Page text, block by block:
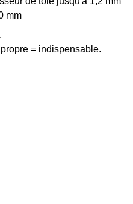
mm
= indispensable.